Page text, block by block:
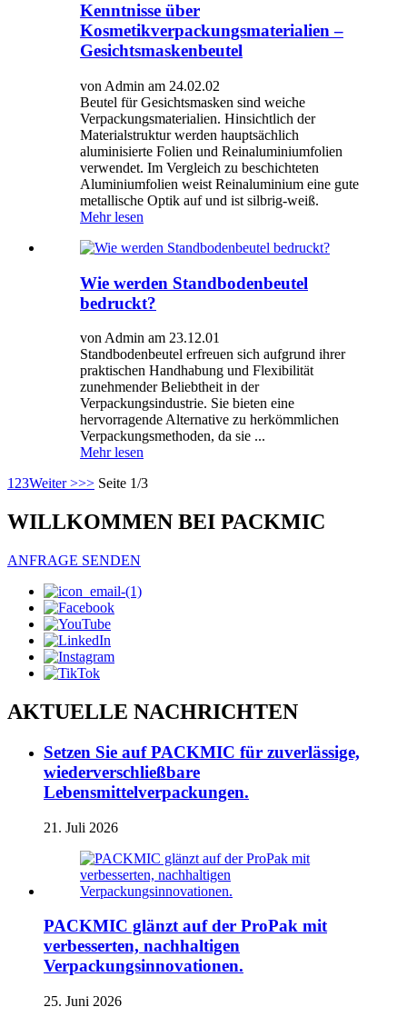
Kenntnisse über
Kosmetikverpackungsmaterialien –
Gesichtsmaskenbeutel
von Admin am 24.02.02
Beutel für Gesichtsmasken sind weiche
Verpackungsmaterialien. Hinsichtlich der
Materialstruktur werden hauptsächlich
aluminisierte Folien und Reinaluminiumfolien
verwendet. Im Vergleich zu beschichteten
Aluminiumfolien weist Reinaluminium eine gute
metallische Optik auf und ist silbrig-weiß.
Mehr lesen
Wie werden Standbodenbeutel
bedruckt?
von Admin am 23.12.01
Standbodenbeutel erfreuen sich aufgrund ihrer
praktischen Handhabung und Flexibilität
zunehmender Beliebtheit in der
Verpackungsindustrie. Sie bieten eine
hervorragende Alternative zu herkömmlichen
Verpackungsmethoden, da sie ...
Mehr lesen
1 23Weiter >>> Seite 1/3
WILLKOMMEN BEI PACKMIC
ANFRAGE SENDEN
AKTUELLE NACHRICHTEN
Setzen Sie auf PACKMIC für zuverlässige,
wiederverschließbare
Lebensmittelverpackungen.
21. Juli 2026
PACKMIC glänzt auf der ProPak mit
verbesserten, nachhaltigen
Verpackungsinnovationen.
25. Juni 2026